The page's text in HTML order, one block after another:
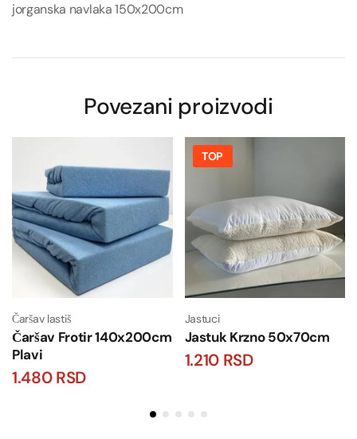
jorganska navlaka 150x200cm
Povezani proizvodi
Čaršav lastiš
Čaršav Frotir 140x200cm
Plavi
1.480RSD
TOP
Jastuci
Jastuk Krzno 50x70cm
1.210 RSD